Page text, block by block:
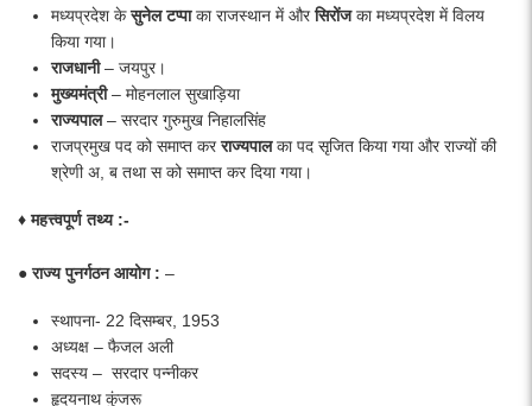
मध्यप्रदेश केसुनेल टप्पाका राजस्थान में औरसिरोंजका मध्यप्रदेश में विलय
किया गया।
राजधानी – जयपुर।
मुख्यमंत्री– मोहनलाल सुखाड़िया
राज्यपाल– सरदार गुरुमुख निहालसिंह
राजप्रमुख पद को समाप्त करराज्यपालका पद सृजित किया गया और राज्यों की
श्रेणी अ, ब तथा स को समाप्त कर दिया गया।
♦ महत्त्वपूर्ण तथ्य :-
● राज्य पुनर्गठन आयोग: –
स्थापना- 22 दिसम्बर, 1953
अध्यक्ष – फैजल अली
सदस्य – सरदार पन्नीकर
हृदयनाथ कुंजरू